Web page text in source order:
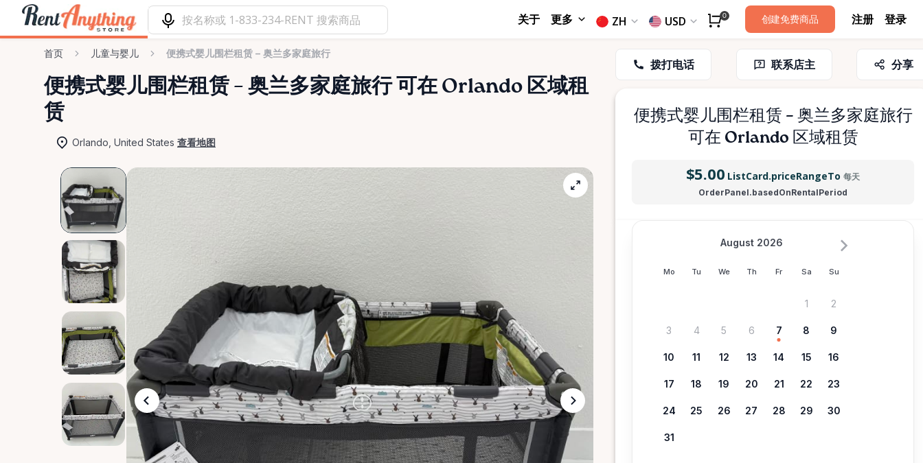
关于 更多 ZH USD 0 创建免费商品 注册 登录
首页 儿童与婴儿 便携式婴儿围栏租赁 – 奥兰多家庭旅行
便携式婴儿围栏租赁 – 奥兰多家庭旅行可在 Orlando 区域租
赁
Orlando, United States 查看地图
拨打电话 联系店主 分享
便携式婴儿围栏租赁 – 奥兰多家庭旅行
可在 Orlando 区域租赁
$5.00 ListCard.priceRangeTo 每天
OrderPanel.basedOnRentalPeriod
Mo Tu We Th Fr Sa Su
August 2026
1 2
3 4 5 6 7 8 9
10 11 12 13 14 15 16
17 18 19 20 21 22 23
24 25 26 27 28 29 30
31